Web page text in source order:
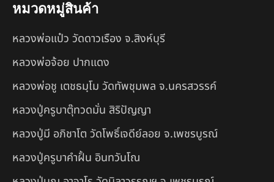
หมวดหมู่สินค้า
หลวงพ่อแป๋ว วัดดาวเรือง จ.สิงห์บุรี
หลวงพ่อจ้อย ปากแดง
หลวงพ่อชู เตชธมฺโม วัดทัพชุมพล จ.นครสวรรค์
หลวงปู่ครูบาตุ๊ทวดมั่น สิริปัญญา
หลวงปู่มี อภิชาโต วัดโพธิ์เจดีย์ลอย จ.เพชรบูรณ์
หลวงปู่ครูบาคำฝั้น อินทวันโณ